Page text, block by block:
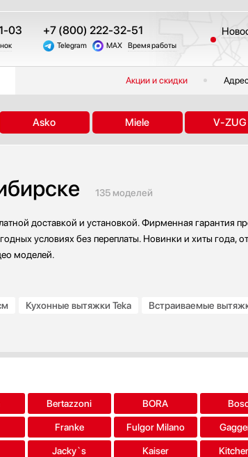
03 +7 (800) 222-32-51
Telegram MAX Время работы
Акции и скидки
Asko Miele V-ZUG
135 моделей
доставкой и установкой. Фирменная гарантия
условиях без переплаты. Новинки и хиты года,
моделей.
Кухонные вытяжки Teka Встраиваемые
Bertazzoni BORA
Franke Fulgor Milano
Jacky`s Kaiser